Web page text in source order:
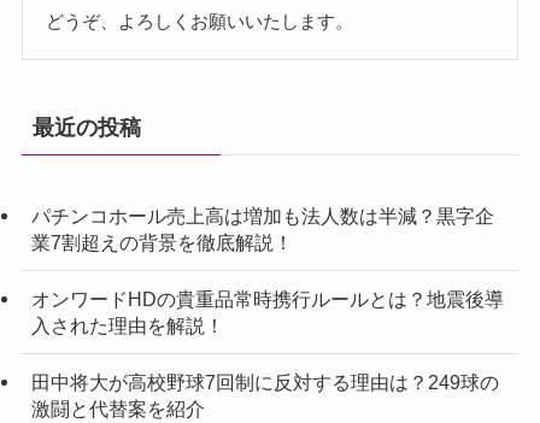
どうぞ、よろしくお願いいたします。
最近の投稿
パチンコホール売上高は増加も法人数は半減？黒字企
業7割超えの背景を徹底解説！
オンワードHDの貴重品常時携行ルールとは？地震後導
入された理由を解説！
田中将大が高校野球7回制に反対する理由は？249球の
激闘と代替案を紹介